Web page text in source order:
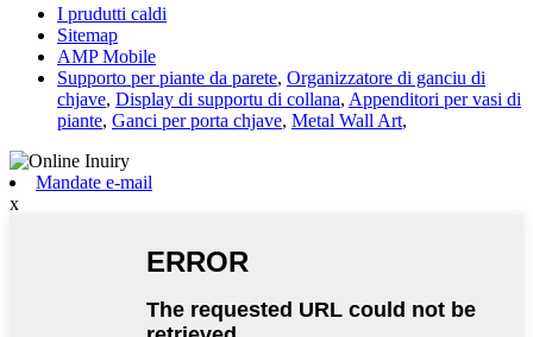
I prudutti caldi
Sitemap
AMP Mobile
Supporto per piante da parete, Organizzatore di ganciu di
chjave, Display di supportu di collana, Appenditori per vasi di
piante, Ganci per porta chjave, Metal Wall Art,
Mandate e-mail
x